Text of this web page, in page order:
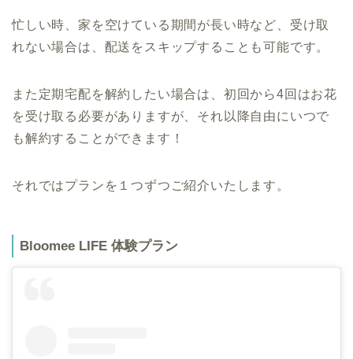
忙しい時、家を空けている期間が長い時など、受け取
れない場合は、配送をスキップすることも可能です。
また定期宅配を解約したい場合は、初回から4回はお花
を受け取る必要がありますが、それ以降自由にいつで
も解約することができます！
それではプランを１つずつご紹介いたします。
Bloomee LIFE 体験プラン